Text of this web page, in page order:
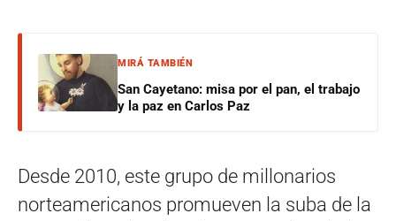
MIRÁ TAMBIÉN
San Cayetano: misa por el pan, el trabajo
y la paz en Carlos Paz
Desde 2010, este grupo de millonarios
norteamericanos promueven la suba de la